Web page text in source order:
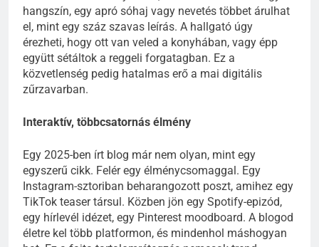
hangszín, egy apró sóhaj vagy nevetés többet árulhat
el, mint egy száz szavas leírás. A hallgató úgy
érezheti, hogy ott van veled a konyhában, vagy épp
együtt sétáltok a reggeli forgatagban. Ez a
közvetlenség pedig hatalmas erő a mai digitális
zűrzavarban.
Interaktív, többcsatornás élmény
Egy 2025-ben írt blog már nem olyan, mint egy
egyszerű cikk. Felér egy élménycsomaggal. Egy
Instagram-sztoriban beharangozott poszt, amihez egy
TikTok teaser társul. Közben jön egy Spotify-epizód,
egy hírlevél idézet, egy Pinterest moodboard. A blogod
életre kel több platformon, és mindenhol máshogyan